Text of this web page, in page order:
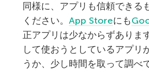
同様に、アプリも信頼できる
ください。 App Storeにも
正アプリは少なからずありま
して使おうとしているアプリ
うか、少し時間を取って調べ